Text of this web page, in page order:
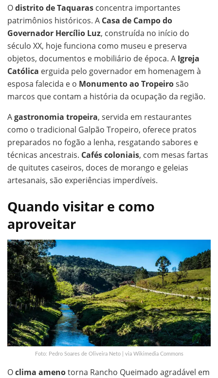
Odistrito de Taquaras concentra importantes
patrimônios históricos. A Casa de Campo do
Governador Hercílio Luz, construída no início do
século XX, hoje funciona como museu e preserva
objetos, documentos e mobiliário de época. A Igreja
Católica erguida pelo governador em homenagem à
esposa falecida e o Monumento ao Tropeirosão
marcos que contam a história da ocupação da região.
Agastronomia tropeira, servida em restaurantes
como o tradicional Galpão Tropeiro, oferece pratos
preparados no fogão a lenha, resgatando sabores e
técnicas ancestrais. Cafés coloniais, com mesas fartas
de quitutes caseiros, doces de morango e geleias
artesanais, são experiências imperdíveis.
Quando visitar e como
aproveitar
Foto: Pedro Soares de Oliveira Neto | via Wikimedia Commons
Oclima amenotorna Rancho Queimado agradável em